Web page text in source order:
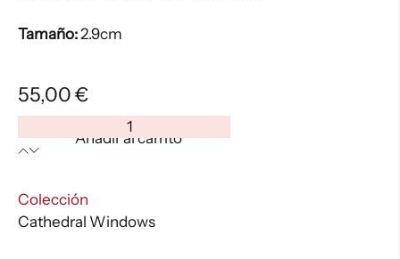
Tamaño:2.9cm
55,00€
Windows
W0102
cantidad
Añadir al carrito
Colección
Cathedral Windows